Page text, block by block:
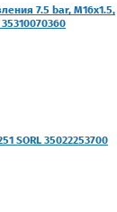
7.5 bar, М16х1.5,
35310070360
SORL 35022253700